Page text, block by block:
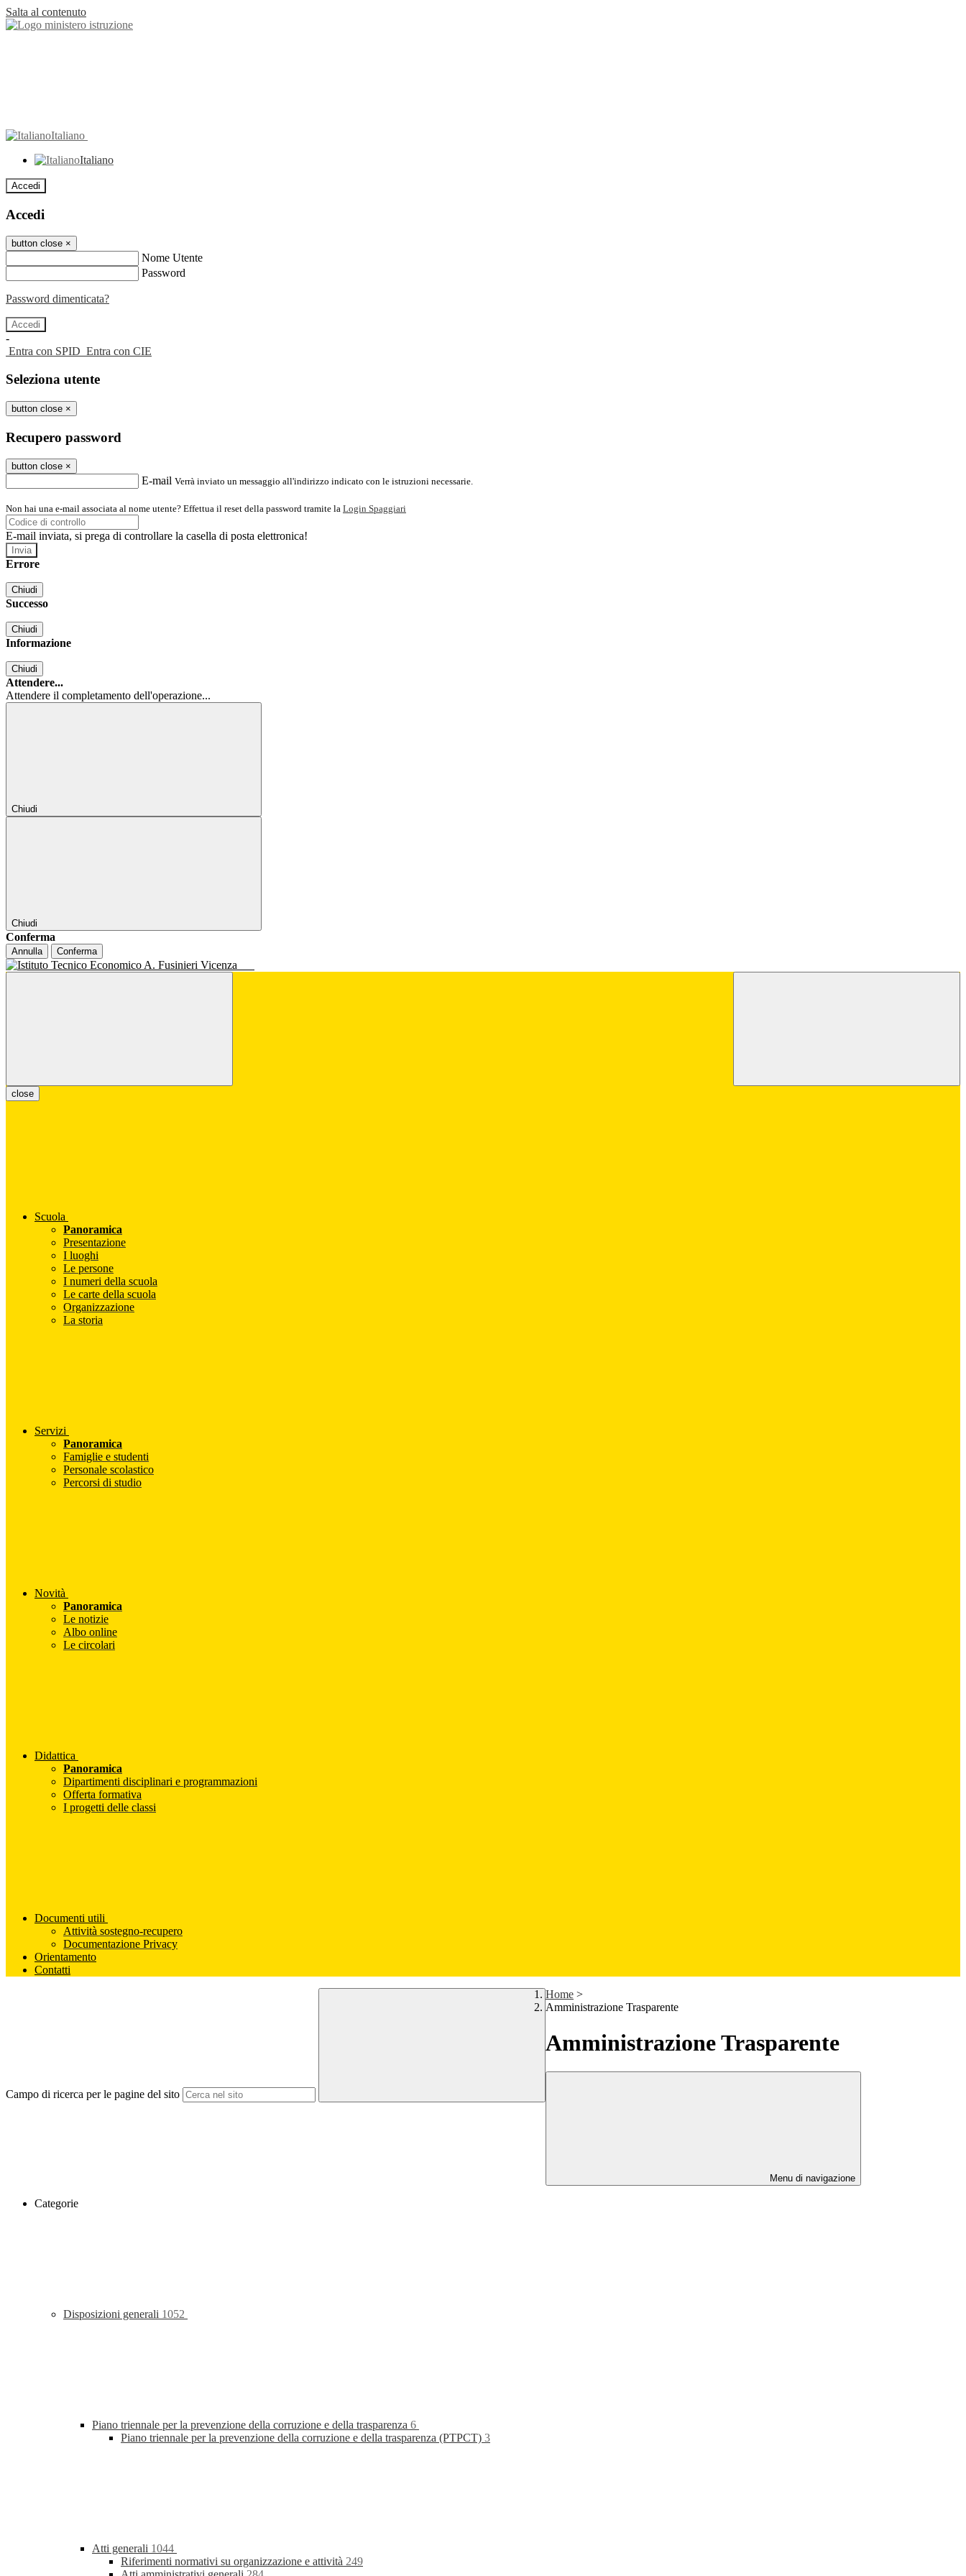
Salta al contenuto
Italiano
Italiano
Accedi
Accedi
button close ×
Nome Utente
Password
Password dimenticata?
-
Entra con SPID Entra con CIE
Seleziona utente
button close ×
Recupero password
button close ×
E-mail Verrà inviato un messaggio all'indirizzo indicato con le istruzioni necessarie.
Non hai una e-mail associata al nome utente? Effettua il reset della password tramite la Login Spaggiari
E-mail inviata, si prega di controllare la casella di posta elettronica!
Errore
Chiudi
Successo
Chiudi
Informazione
Chiudi
Attendere...
Attendere il completamento dell'operazione...
Chiudi
Chiudi
Conferma
Annulla Conferma
close
Scuola
Panoramica
Presentazione
I luoghi
Le persone
I numeri della scuola
Le carte della scuola
Organizzazione
La storia
Servizi
Panoramica
Famiglie e studenti
Personale scolastico
Percorsi di studio
Novità
Panoramica
Le notizie
Albo online
Le circolari
Didattica
Panoramica
Dipartimenti disciplinari e programmazioni
Offerta formativa
I progetti delle classi
Documenti utili
Attività sostegno-recupero
Documentazione Privacy
Orientamento
Contatti
Campo di ricerca per le pagine del sito
Home >
Amministrazione Trasparente
Amministrazione Trasparente
Menu di navigazione
Categorie
Disposizioni generali 1052
Piano triennale per la prevenzione della corruzione e della trasparenza 6
Piano triennale per la prevenzione della corruzione e della trasparenza (PTPCT) 3
Atti generali 1044
Riferimenti normativi su organizzazione e attività 249